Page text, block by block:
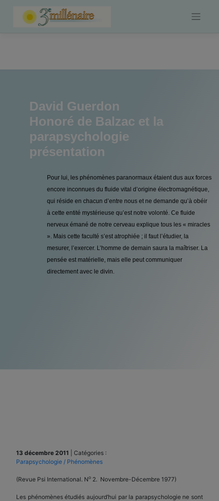
David Guerdon
Honoré de Balzac et la
parapsychologie
présentation
Pour lui, les phénomènes paranormaux étaient dus aux forces
encore inconnues du fluide vital d’origine électromagnétique,
qui réside en chacun d’entre nous et ne demande qu’à obéir
à cette entité mystérieuse qu’est notre volonté. Ce fluide
nerveux émané de notre cerveau explique tous les « miracles
». Mais cette faculté s’est atrophiée ; il faut l’étudier, la
mesurer, l’exercer. L’homme de demain saura la maîtriser. La
pensée est matérielle, mais elle peut communiquer
directement avec le divin.
13 décembre 2011
Catégories :
Parapsychologie / Phénomènes
(Revue Psi International. No 2. Novembre-Décembre 1977)
Les phénomènes étudiés aujourd’hui par la parapsychologie ne sont